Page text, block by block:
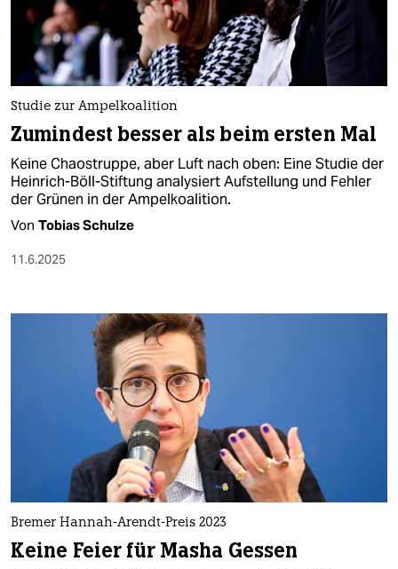
nord
wahrheit
verlag
verlag
veranstaltungen
shop
fragen & hilfe
genossenschaft
Studie zur Ampelkoalition
Zumindest besser als beim ersten Mal
Keine Chaostruppe, aber Luft nach oben: Eine Studie der
Heinrich-Böll-Stiftung analysiert Aufstellung und Fehler
der Grünen in der Ampelkoalition.
Von Tobias Schulze
11.6.2025
Bremer Hannah-Arendt-Preis 2023
Keine Feier für Masha Gessen